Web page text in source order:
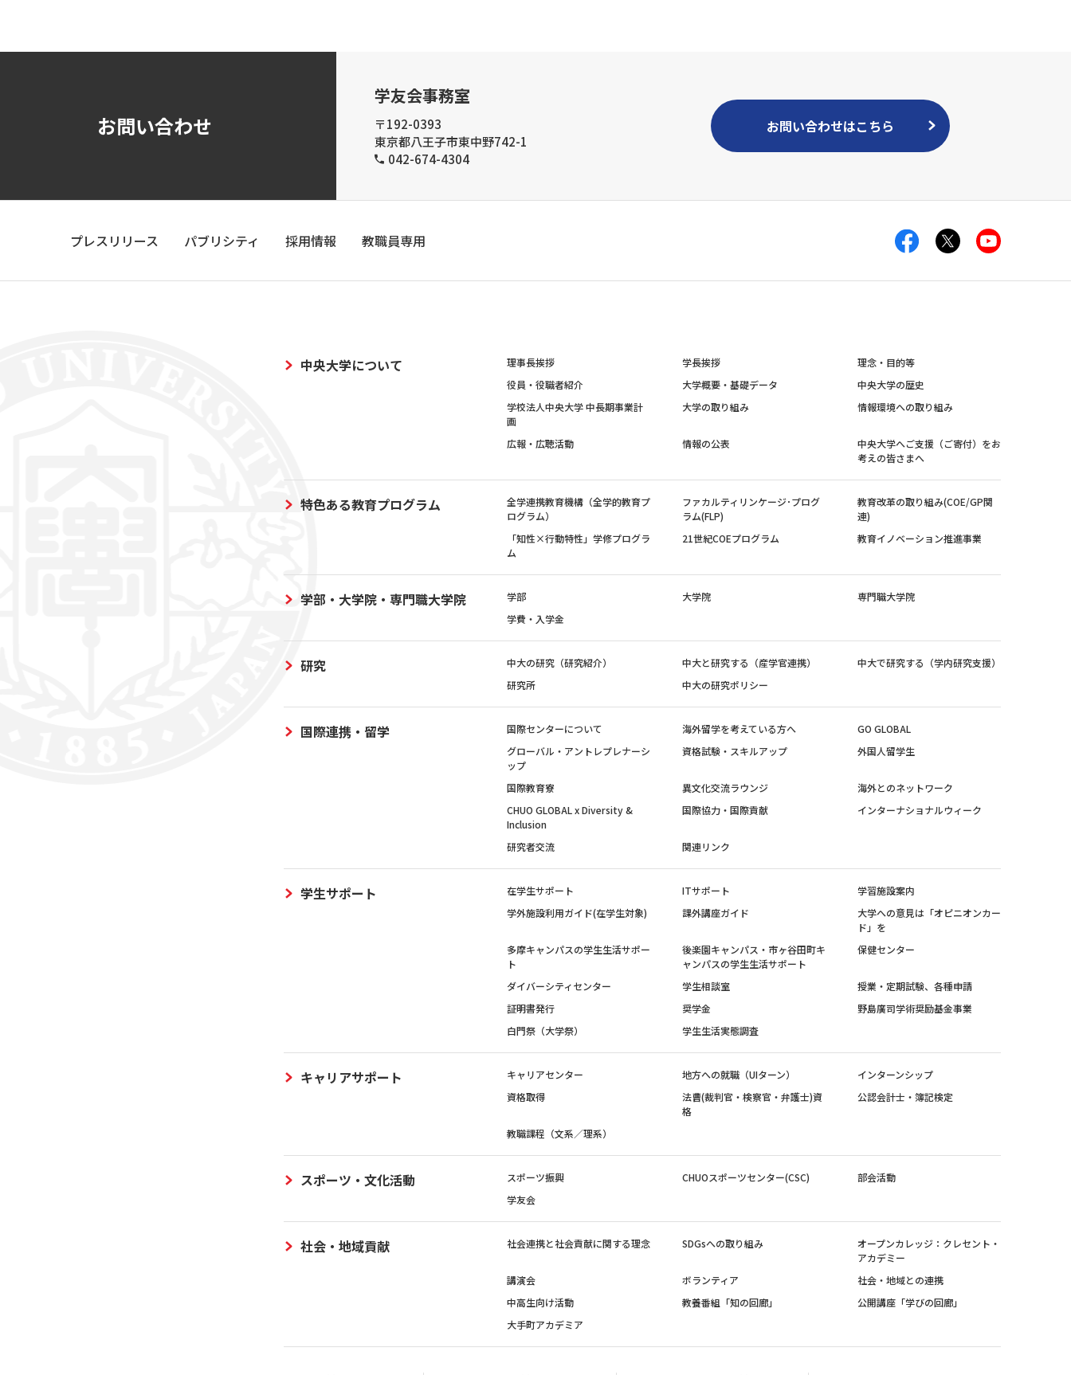
お問い合わせ
学友会事務室
〒192-0393
東京都八王子市東中野742-1
042-674-4304
お問い合わせはこちら
プレスリリース パブリシティ 採用情報 教職員専用
中央大学について 理事長挨拶 学長挨拶
理念・目的等
役員・役職者紹介
大学概要・基礎データ
中央大学の歴史
学校法人中央大学 中長期事業計
画
大学の取り組み 情報環境への取り組み
広報・広聴活動 情報の公表
中央大学へご支援（ご寄付）をお
考えの皆さまへ
特色ある教育プログラム
全学連携教育機構（全学的教育プ
ログラム）
ファカルティリンケージ･プログ
ラム(FLP)
教育改革の取り組み(COE/GP関
連)
「知性×行動特性」学修プログラ
ム
21世紀COEプログラム 教育イノベーション推進事業
学部・大学院・専門職大学院 学部 大学院
専門職大学院
学費・入学金
研究 中大の研究（研究紹介） 中大と研究する（産学官連携）
中大で研究する（学内研究支援）
研究所
中大の研究ポリシー
国際連携・留学 国際センターについて 海外留学を考えている方へ
GO GLOBAL
グローバル・アントレプレナーシ
ップ
資格試験・スキルアップ 外国人留学生
国際教育寮 異文化交流ラウンジ
海外とのネットワーク
CHUO GLOBAL x Diversity &
Inclusion
国際協力・国際貢献 インターナショナルウィーク
研究者交流 関連リンク
学生サポート 在学生サポート ITサポート
学習施設案内
学外施設利用ガイド(在学生対象)
課外講座ガイド
大学への意見は「オピニオンカー
ド」を
多摩キャンパスの学生生活サポー
ト
後楽園キャンパス・市ヶ谷田町キ
ャンパスの学生生活サポート
保健センター
ダイバーシティセンター 学生相談室
授業・定期試験、各種申請
証明書発行
奨学金
野島廣司学術奨励基金事業
白門祭（大学祭）
学生生活実態調査
キャリアサポート キャリアセンター 地方への就職（UIターン）
インターンシップ
資格取得
法曹(裁判官・検察官・弁護士)資
格
公認会計士・簿記検定
教職課程（文系／理系）
スポーツ・文化活動 スポーツ振興 CHUOスポーツセンター(CSC)
部会活動
学友会
社会・地域貢献 社会連携と社会貢献に関する理念 SDGsへの取り組み
オープンカレッジ：クレセント・
アカデミー
講演会
ボランティア
社会・地域との連携
中高生向け活動
教養番組「知の回廊」
公開講座「学びの回廊」
大手町アカデミア